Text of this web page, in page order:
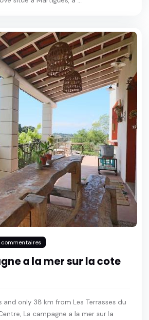
a la mer sur la cote
and only 38 km from Les Terrasses du
La campagne a la mer sur la